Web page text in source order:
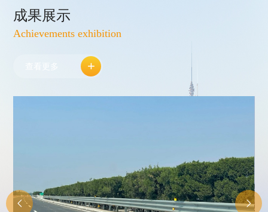
成果展示
Achievements exhibition
查看更多 +